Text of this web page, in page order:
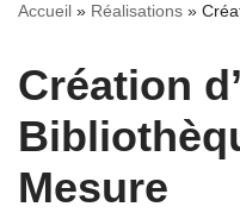
Accueil » Réalisations »
Création
Mesure